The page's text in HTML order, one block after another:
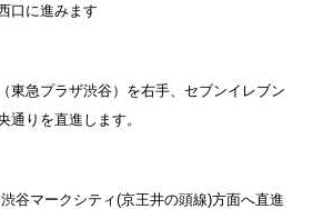
口に進みます
東急プラザ渋谷）を右手、セブンイレブン
通りを直進します。
谷マークシティ(京王井の頭線)方面へ直進